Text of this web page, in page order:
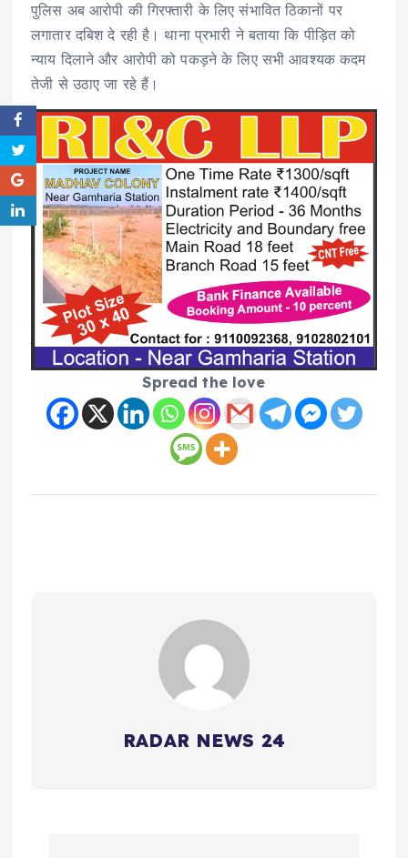
पुलिस अब आरोपी की गिरफ्तारी के लिए संभावित ठिकानों पर
लगातार दबिश दे रही है। थाना प्रभारी ने बताया कि पीड़ित को
न्याय दिलाने और आरोपी को पकड़ने के लिए सभी आवश्यक कदम
तेजी से उठाए जा रहे हैं।
Spread the love
RADAR NEWS 24